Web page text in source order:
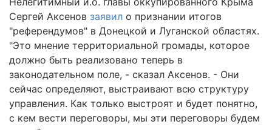
Сергей Аксенов заявил о признании итогов
"референдумов" в Донецкой и Луганской областях.
"Это мнение территориальной громады, которое
должно быть реализовано теперь в
законодательном поле, - сказал Аксенов. - Они
сейчас определяют, выстраивают всю структуру
управления. Как только выстроят и будет понятно,
с кем вести переговоры, мы эти переговоры будем